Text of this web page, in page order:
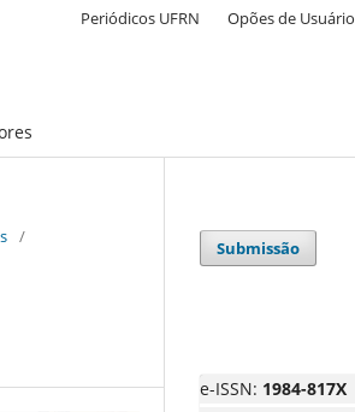
Periódicos UFRN Opões de Usuário
/
Submissão
e-ISSN: 1984-817X